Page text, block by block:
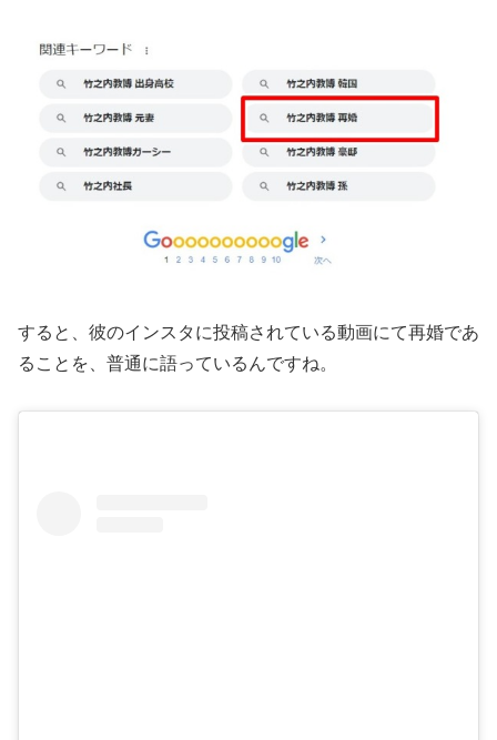
すると、彼のインスタに投稿されている動画にて再婚であ
ることを、普通に語っているんですね。